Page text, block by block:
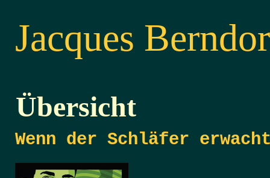
Jacques
Übersicht
Wenn der Schläfer